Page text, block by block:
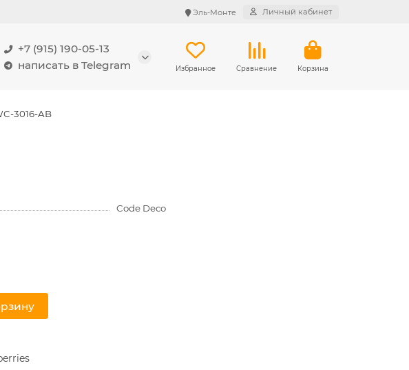
Эль-Монте Личный кабинет
+7 (915) 190-05-13
написать в Telegram
Избранное Сравнение Корзина
3016-AB
Code Deco